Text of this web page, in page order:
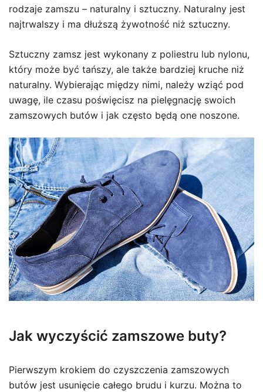
rodzaje zamszu – naturalny i sztuczny. Naturalny jest
najtrwalszy i ma dłuższą żywotność niż sztuczny.
Sztuczny zamsz jest wykonany z poliestru lub nylonu,
który może być tańszy, ale także bardziej kruche niż
naturalny. Wybierając między nimi, należy wziąć pod
uwagę, ile czasu poświęcisz na pielęgnację swoich
zamszowych butów i jak często będą one noszone.
Jak wyczyścić zamszowe buty?
Pierwszym krokiem do czyszczenia zamszowych
butów jest usunięcie całego brudu i kurzu. Można to